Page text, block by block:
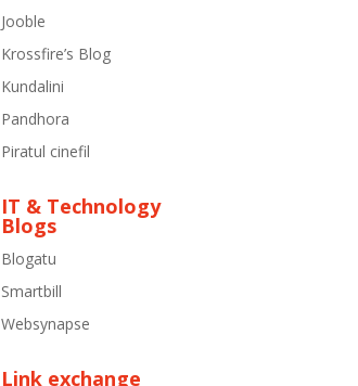
Jooble
Krossfire’s Blog
Kundalini
Pandhora
Piratul cinefil
IT & Technology
Blogs
Blogatu
Smartbill
Websynapse
Link exchange